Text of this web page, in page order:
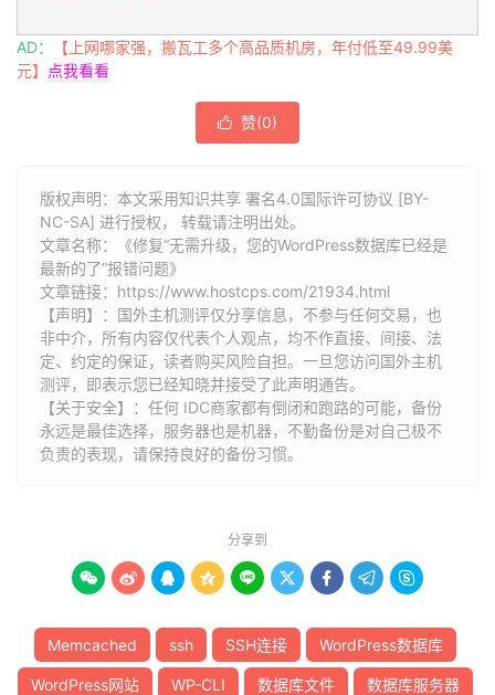
AD：
【上网哪家强，搬瓦工多个高品质机房，年付低至49.99美
元】
点我看看
 赞(0)
版权声明：本文采用知识共享 署名4.0国际许可协议 [BY-
NC-SA] 进行授权， 转载请注明出处。
文章名称：《修复“无需升级，您的WordPress数据库已经是
最新的了”报错问题》
文章链接： https://www.hostcps.com/21934.html
【声明】：国外主机测评仅分享信息，不参与任何交易，也
非中介，所有内容仅代表个人观点，均不作直接、间接、法
定、约定的保证，读者购买风险自担。一旦您访问国外主机
测评，即表示您已经知晓并接受了此声明通告。
【关于安全】：任何 IDC商家都有倒闭和跑路的可能，备份
永远是最佳选择，服务器也是机器，不勤备份是对自己极不
负责的表现，请保持良好的备份习惯。
分享到
        
Memcached ssh SSH连接 WordPress数据库
WordPress网站 WP-CLI 数据库文件 数据库服务器